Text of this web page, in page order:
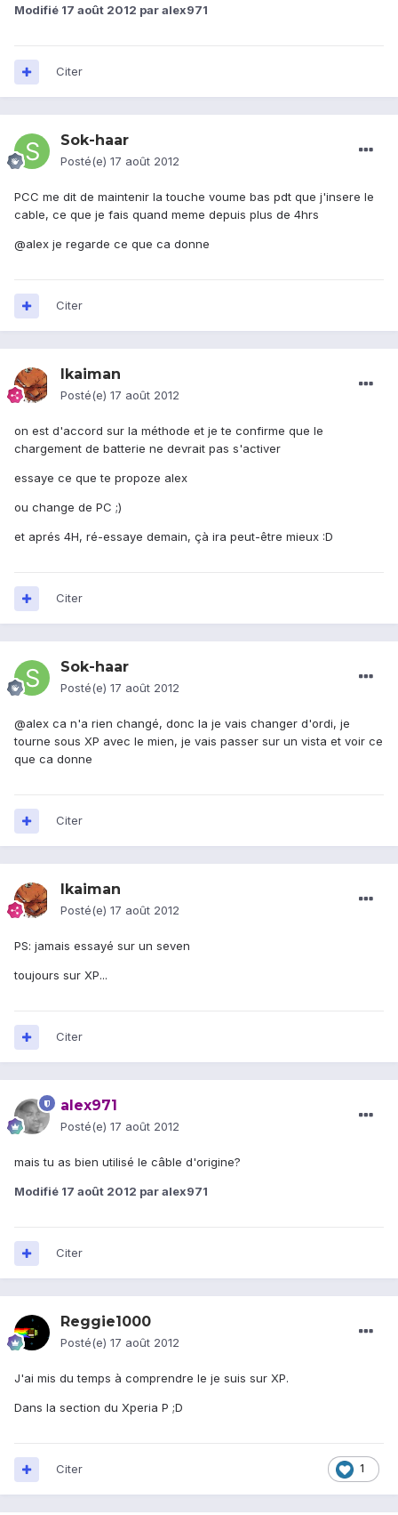
Modifié 17 août 2012 par alex971
Citer
Sok-haar
Posté(e) 17 août 2012
PCC me dit de maintenir la touche voume bas pdt que j'insere le
cable, ce que je fais quand meme depuis plus de 4hrs
@alex je regarde ce que ca donne
Citer
lkaiman
Posté(e) 17 août 2012
on est d'accord sur la méthode et je te confirme que le
chargement de batterie ne devrait pas s'activer
essaye ce que te propoze alex
ou change de PC ;)
et aprés 4H, ré-essaye demain, çà ira peut-être mieux :D
Citer
Sok-haar
Posté(e) 17 août 2012
@alex ca n'a rien changé, donc la je vais changer d'ordi, je
tourne sous XP avec le mien, je vais passer sur un vista et voir ce
que ca donne
Citer
lkaiman
Posté(e) 17 août 2012
PS: jamais essayé sur un seven
toujours sur XP...
Citer
alex971
Posté(e) 17 août 2012
mais tu as bien utilisé le câble d'origine?
Modifié 17 août 2012 par alex971
Citer
Reggie1000
Posté(e) 17 août 2012
J'ai mis du temps à comprendre le je suis sur XP.
Dans la section du Xperia P ;D
1
Citer